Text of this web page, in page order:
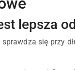
lepsza
się przy